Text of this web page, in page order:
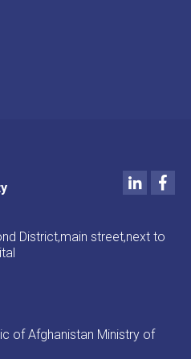
LinkedIn
District,main street,next to
of Afghanistan Ministry of